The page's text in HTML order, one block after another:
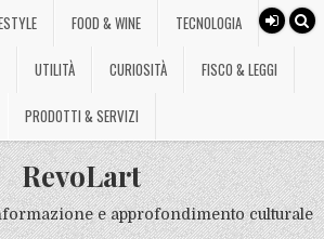
FOOD & WINE TECNOLOGIA
UTILITÀ CURIOSITÀ FISCO & LEGGI
PRODOTTI & SERVIZI
RevoLart
e approfondimento culturale